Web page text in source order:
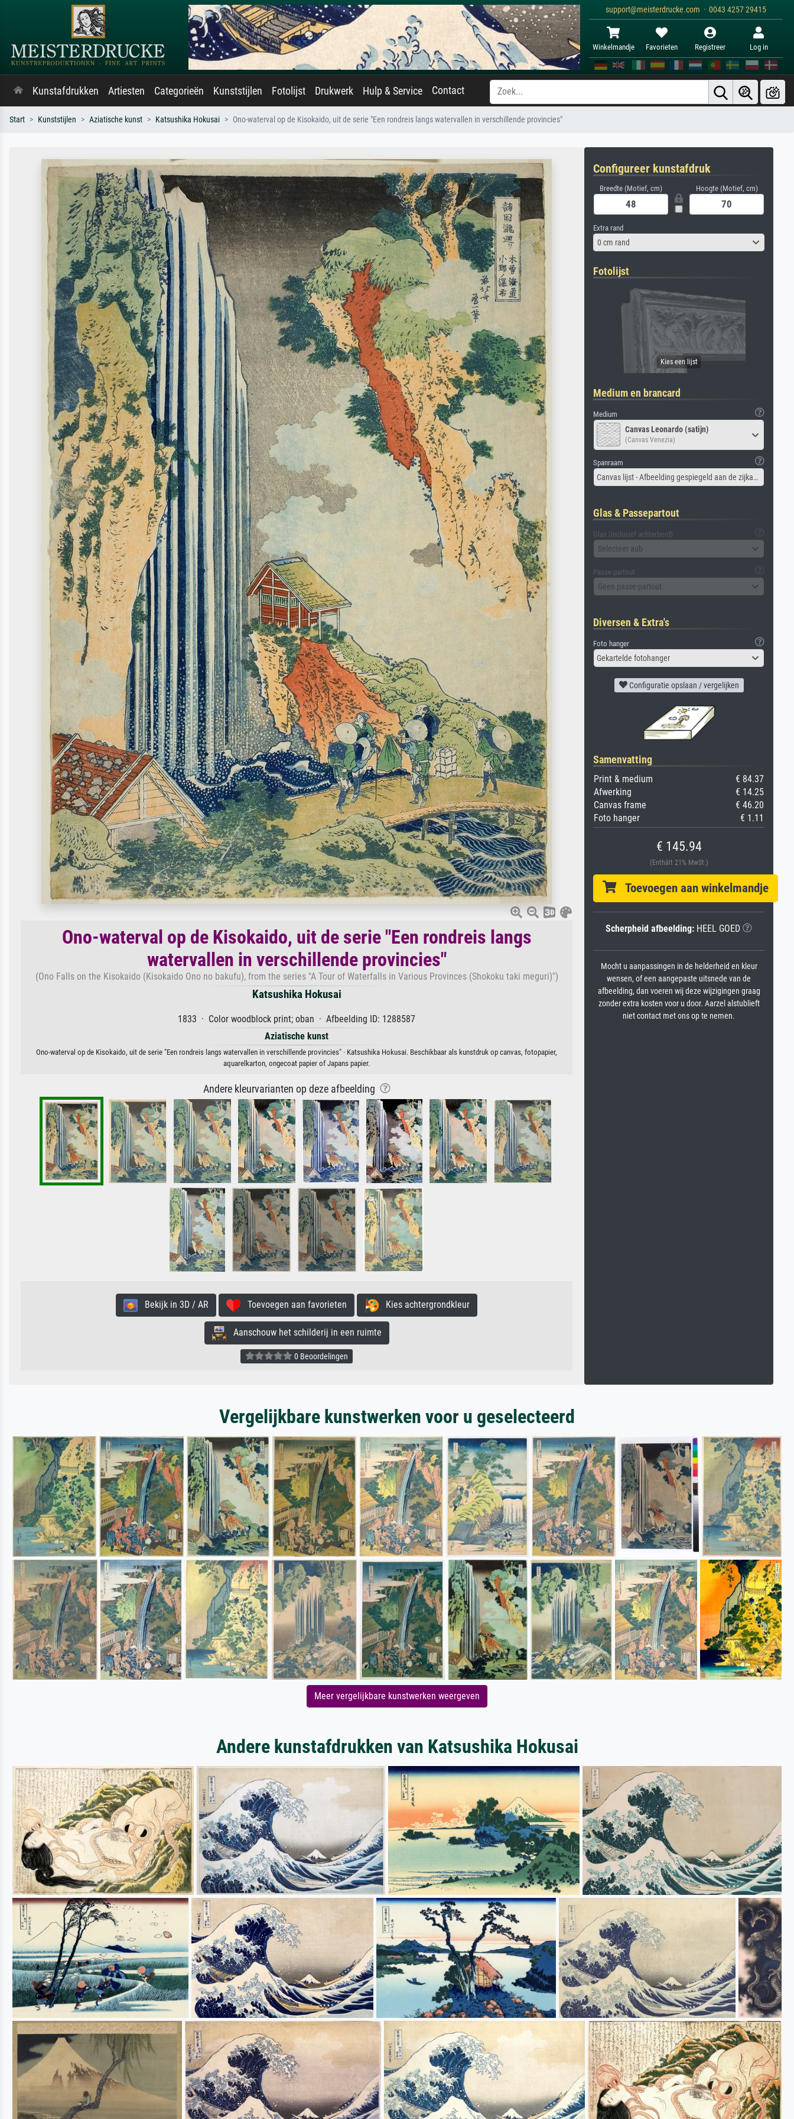
support@meisterdrucke.com · 0043 4257 29415
Winkelmandje Favorieten Registreer Log in
Kunstafdrukken Artiesten Categorieën Kunststijlen Fotolijst Drukwerk Hulp & Service Contact
Start Kunststijlen Aziatische kunst Katsushika Hokusai Ono-waterval op de Kisokaido, uit de serie "Een rondreis langs watervallen in verschillende provincies"
Ono-waterval op de Kisokaido, uit de serie "Een rondreis langs
watervallen in verschillende provincies"
(Ono Falls on the Kisokaido (Kisokaido Ono no bakufu), from the series "A Tour of Waterfalls in Various Provinces (Shokoku taki meguri)")
Katsushika Hokusai
1833 · Color woodblock print; oban · Afbeelding ID: 1288587
Aziatische kunst
Ono-waterval op de Kisokaido, uit de serie "Een rondreis langs watervallen in verschillende provincies" · Katsushika Hokusai. Beschikbaar als kunstdruk op canvas, fotopapier,
aquarelkarton, ongecoat papier of Japans papier.
Andere kleurvarianten op deze afbeelding
Bekijk in 3D / AR Toevoegen aan favorieten Kies achtergrondkleur
Aanschouw het schilderij in een ruimte
0 Beoordelingen
Configureer kunstafdruk
Breedte (Motief, cm) Hoogte (Motief, cm)
Extra rand
0 cm rand
Fotolijst
Medium en brancard
Medium
Canvas Leonardo (satijn)
(Canvas Venezia)
Spanraam
Canvas lijst - Afbeelding gespiegeld aan de zijkant
Glas & Passepartout
Glas (inclusief achterbord)
Selecteer aub
Passe-partout
Geen passe-partout
Diversen & Extra's
Foto hanger
Gekartelde fotohanger
Configuratie opslaan / vergelijken
Samenvatting
Print & medium
€ 84.37
Afwerking
€ 14.25
Canvas frame
€ 46.20
Foto hanger
€ 1.11
€ 145.94
(Enthält 21% MwSt.)
Toevoegen aan winkelmandje
Scherpheid afbeelding: HEEL GOED
Mocht u aanpassingen in de helderheid en kleur
wensen, of een aangepaste uitsnede van de
afbeelding, dan voeren wij deze wijzigingen graag
zonder extra kosten voor u door. Aarzel alstublieft
niet contact met ons op te nemen.
Vergelijkbare kunstwerken voor u geselecteerd
Meer vergelijkbare kunstwerken weergeven
Andere kunstafdrukken van Katsushika Hokusai